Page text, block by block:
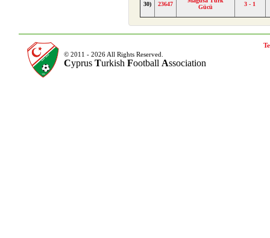
30) 23647
Gücü
3 - 1
© 2011 - 2026 All Rights Reserved.
Cyprus Turkish Football Association